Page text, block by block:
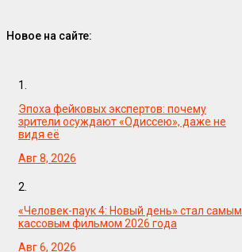
Новое на сайте:
1.
Эпоха фейковых экспертов: почему
зрители осуждают «Одиссею», даже не
видя её
Авг 8, 2026
2.
«Человек-паук 4: Новый день» стал самым
кассовым фильмом 2026 года
Авг 6, 2026